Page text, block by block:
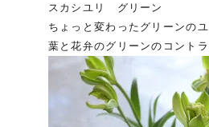
スカシユリ グリーン
ちょっと変わったグリーンの
葉と花弁のグリーンのコント